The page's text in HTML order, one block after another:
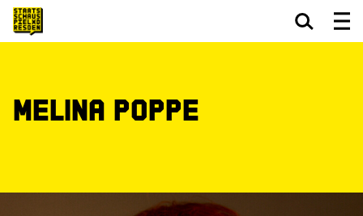
Melina Poppe